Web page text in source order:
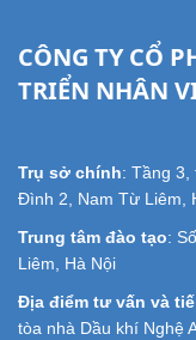
CÔNG TY CỔ
TRIỂN NHÂN
Trụ sở chính: Tầng 3,
Đình 2, Nam Từ Liêm,
Trung tâm đào tạo:
Liêm, Hà Nội
Địa điểm tư vấn và
tòa nhà Dầu khí Nghệ